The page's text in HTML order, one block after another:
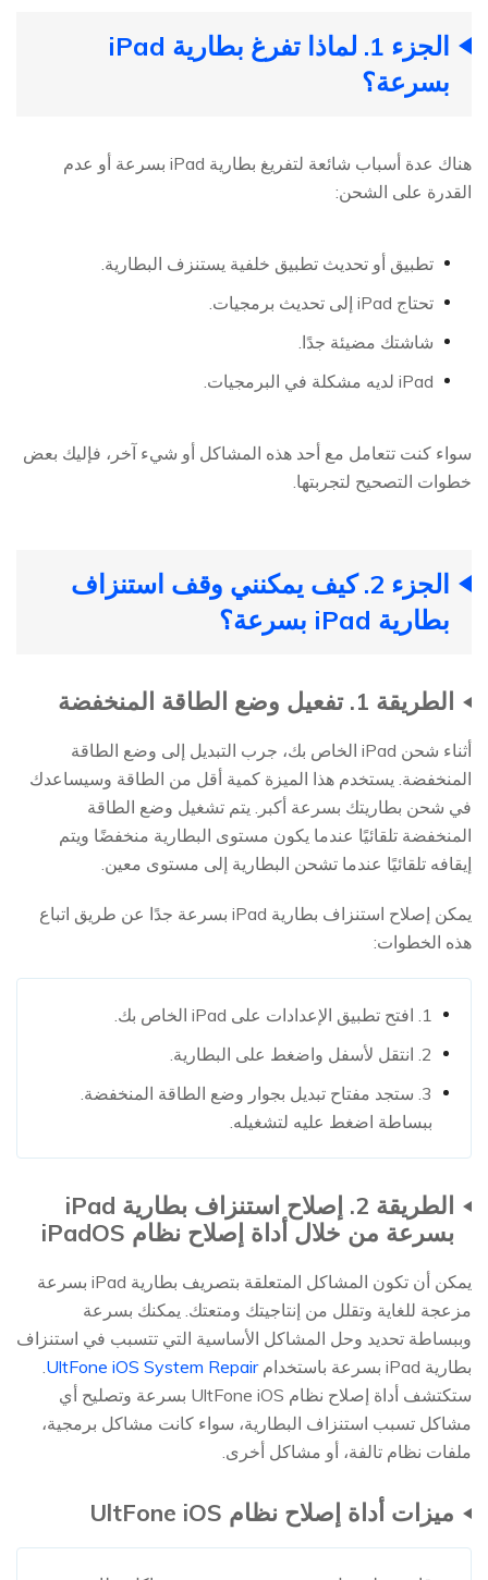
الجزء 1. لماذا تفرغ بطارية iPad
بسرعة؟
هناك عدة أسباب شائعة لتفريغ بطارية iPad بسرعة أو عدم
القدرة على الشحن:
تطبيق أو تحديث تطبيق خلفية يستنزف البطارية.
تحتاج iPad إلى تحديث برمجيات.
شاشتك مضيئة جدًا.
iPad لديه مشكلة في البرمجيات.
سواء كنت تتعامل مع أحد هذه المشاكل أو شيء آخر، فإليك بعض
خطوات التصحيح لتجربتها.
الجزء 2. كيف يمكنني وقف استنزاف
بطارية iPad بسرعة؟
الطريقة 1. تفعيل وضع الطاقة المنخفضة
أثناء شحن iPad الخاص بك، جرب التبديل إلى وضع الطاقة
المنخفضة. يستخدم هذا الميزة كمية أقل من الطاقة وسيساعدك
في شحن بطاريتك بسرعة أكبر. يتم تشغيل وضع الطاقة
المنخفضة تلقائيًا عندما يكون مستوى البطارية منخفضًا ويتم
إيقافه تلقائيًا عندما تشحن البطارية إلى مستوى معين.
يمكن إصلاح استنزاف بطارية iPad بسرعة جدًا عن طريق اتباع
هذه الخطوات:
1. افتح تطبيق الإعدادات على iPad الخاص بك.
2. انتقل لأسفل واضغط على البطارية.
3. ستجد مفتاح تبديل بجوار وضع الطاقة المنخفضة.
ببساطة اضغط عليه لتشغيله.
الطريقة 2. إصلاح استنزاف بطارية iPad
بسرعة من خلال أداة إصلاح نظام iPadOS
يمكن أن تكون المشاكل المتعلقة بتصريف بطارية iPad بسرعة
مزعجة للغاية وتقلل من إنتاجيتك ومتعتك. يمكنك بسرعة
وببساطة تحديد وحل المشاكل الأساسية التي تتسبب في استنزاف
بطارية iPad بسرعة باستخدام
UltFone iOS System Repair
.
ستكتشف أداة إصلاح نظام UltFone iOS بسرعة وتصليح أي
مشاكل تسبب استنزاف البطارية، سواء كانت مشاكل برمجية،
ملفات نظام تالفة، أو مشاكل أخرى.
ميزات أداة إصلاح نظام UltFone iOS